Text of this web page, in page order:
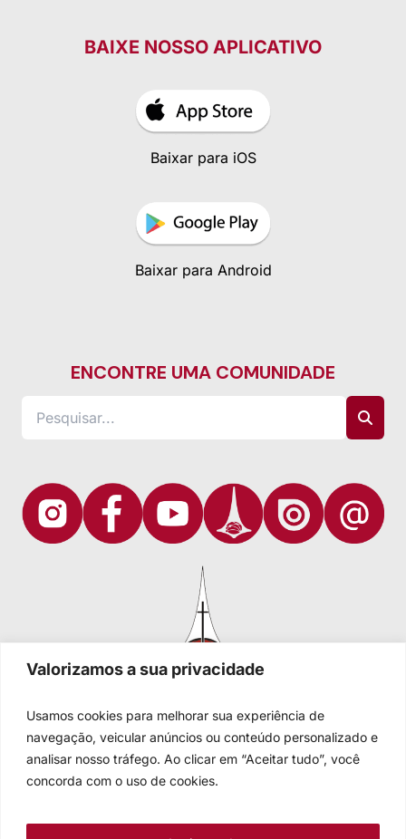
Valorizamos a sua privacidade
Usamos cookies para melhorar sua experiência de
navegação, veicular anúncios ou conteúdo personalizado e
analisar nosso tráfego. Ao clicar em “Aceitar tudo”, você
concorda com o uso de cookies.
BAIXE NOSSO APLICATIVO
Baixar para iOS
Baixar para Android
ENCONTRE UMA COMUNIDADE
Igreja Evangélica de Confissão Luterana no Brasil
Sede nacional: Rua Senhor dos Passos, 202/4º andar Centro -